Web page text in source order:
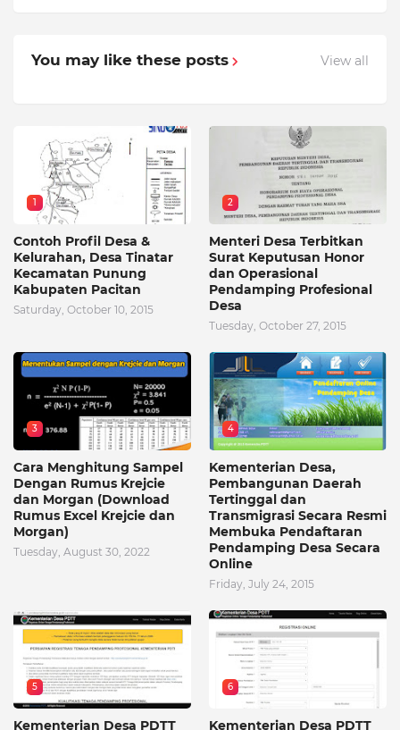
You may like these posts View all
1
Contoh Profil Desa &
Kelurahan, Desa Tinatar
Kecamatan Punung
Kabupaten Pacitan
Saturday, October 10, 2015
2
Menteri Desa Terbitkan
Surat Keputusan Honor
dan Operasional
Pendamping Profesional
Desa
Tuesday, October 27, 2015
3
Cara Menghitung Sampel
Dengan Rumus Krejcie
dan Morgan (Download
Rumus Excel Krejcie dan
Morgan)
Tuesday, August 30, 2022
4
Kementerian Desa,
Pembangunan Daerah
Tertinggal dan
Transmigrasi Secara Resmi
Membuka Pendaftaran
Pendamping Desa Secara
Online
Friday, July 24, 2015
5
Kementerian Desa PDTT
6
Kementerian Desa PDTT